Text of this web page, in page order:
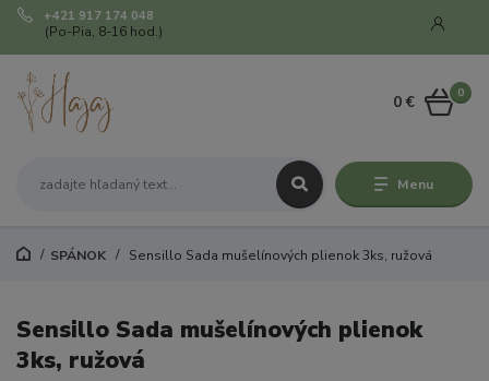
Menu
+421 917 174 048
(Po-Pia, 8-16 hod.)
0
0 €
SPÁNOK Sensillo Sada mušelínových plienok 3ks, ružová
Sensillo Sada mušelínových plienok
3ks, ružová